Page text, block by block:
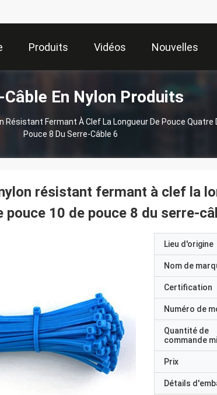
Produits Vidéos Nouvelles
En Nylon Produits
Résistant Fermant À Clef La Longueur De Pouce Quatre
Pouce 8 Du Serre-Câble 6
résistant fermant à clef la
pouce 10 de pouce 8 du serre-
Lieu d'origine
Nom de
Certification
Numéro de
Quantité de
commande
Prix
Détails